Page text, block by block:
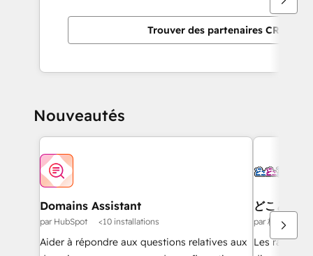
Trouver des partenaires CRM
Nouveautés
Domains Assistant
par HubSpot <10 installations
Aider à répondre aux questions relatives aux
どこどこJP
par 株式会社
Les